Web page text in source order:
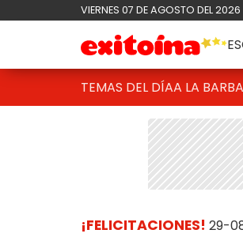
VIERNES 07 DE AGOSTO DEL 2026
TEMAS DEL DÍAA LA
¡FELICITACIONES! 29-